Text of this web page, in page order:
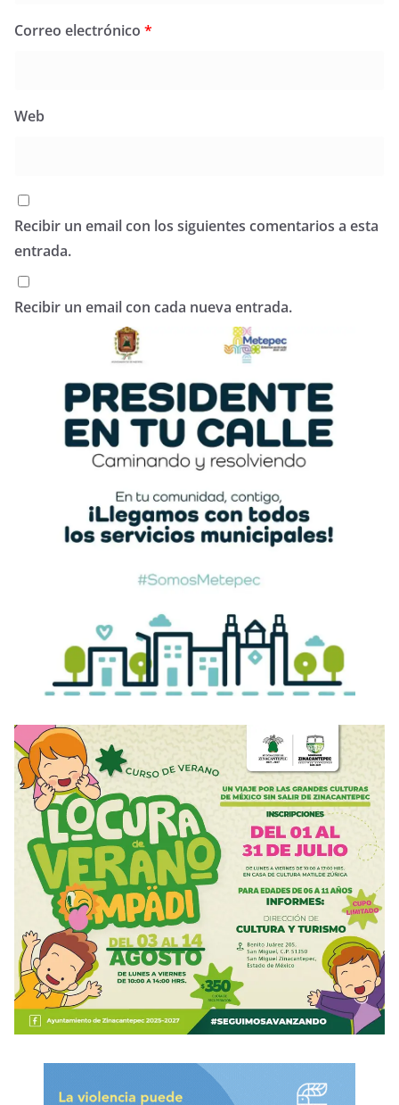
Correo electrónico *
Web
Recibir un email con los siguientes comentarios a esta
entrada.
Recibir un email con cada nueva entrada.